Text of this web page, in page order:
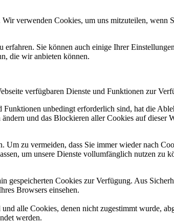
verwenden Cookies, um uns mitzuteilen, wenn
Sie können auch einige Ihrer
die wir anbieten können.
verfügbaren Dienste und Funktionen zur
unbedingt erforderlich sind, hat die
und das Blockieren aller Cookies auf
zu vermeiden, dass Sie immer wieder nach
um unsere Dienste vollumfänglich nutzen zu
gespeicherten Cookies zur Verfügung. Aus
Browsers einsehen.
alle Cookies, denen nicht zugestimmt wurde,
werden.